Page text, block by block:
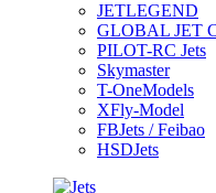
JETLEGEND
GLOBAL JET
PILOT-RC Jets
Skymaster
T-OneModels
XFly-Model
FBJets / Feibao
HSDJets